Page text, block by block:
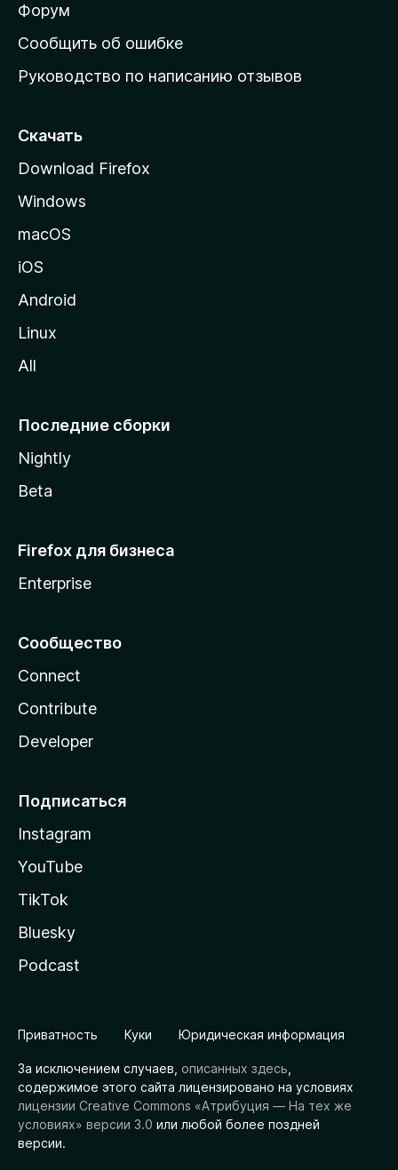
ш
н
ю
т
а
н
у
M
i
l
Форум
Сообщить об ошибке
Руководство по написанию отзывов
Скачать
Download Firefox
Windows
macOS
iOS
Android
Linux
All
Последние сборки
Nightly
Beta
Firefox для бизнеса
Enterprise
Сообщество
Connect
Contribute
Developer
Подписаться
Instagram
YouTube
TikTok
Bluesky
Podcast
Приватность Куки Юридическая информация
За исключением случаев, описанных здесь
содержимое этого сайта лицензировано на условиях
лицензии Creative Commons «Атрибуция — На тех же
условиях» версии 3.0 или любой более поздней
версии.